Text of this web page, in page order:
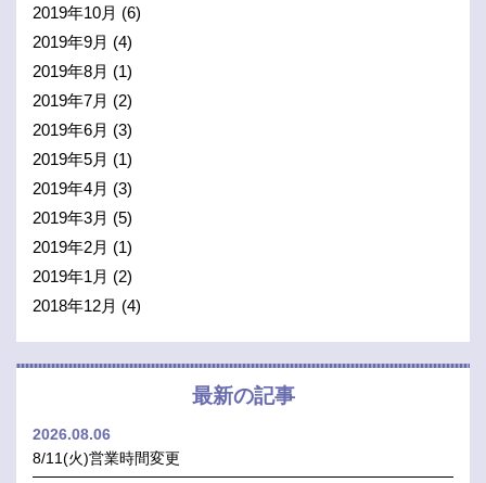
2019年10月 (6)
2019年9月 (4)
2019年8月 (1)
2019年7月 (2)
2019年6月 (3)
2019年5月 (1)
2019年4月 (3)
2019年3月 (5)
2019年2月 (1)
2019年1月 (2)
2018年12月 (4)
最新の記事
2026.08.06
8/11(火)営業時間変更